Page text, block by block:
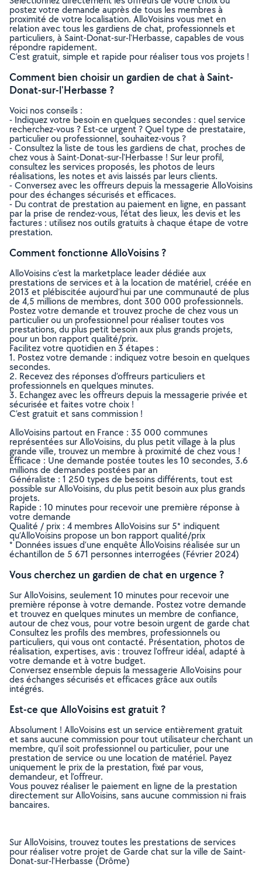
postez votre demande auprès de tous les membres à
proximité de votre localisation. AlloVoisins vous met en
relation avec tous les gardiens de chat, professionnels et
particuliers, à Saint-Donat-sur-l'Herbasse, capables de vous
répondre rapidement.
C’est gratuit, simple et rapide pour réaliser tous vos projets !
Comment bien choisir un gardien de chat à Saint-
Donat-sur-l'Herbasse ?
Voici nos conseils :
- Indiquez votre besoin en quelques secondes : quel service
recherchez-vous ? Est-ce urgent ? Quel type de prestataire,
particulier ou professionnel, souhaitez-vous ?
- Consultez la liste de tous les gardiens de chat, proches de
chez vous à Saint-Donat-sur-l'Herbasse ! Sur leur profil,
consultez les services proposés, les photos de leurs
réalisations, les notes et avis laissés par leurs clients.
- Conversez avec les offreurs depuis la messagerie AlloVoisins
pour des échanges sécurisés et efficaces.
- Du contrat de prestation au paiement en ligne, en passant
par la prise de rendez-vous, l’état des lieux, les devis et les
factures : utilisez nos outils gratuits à chaque étape de votre
prestation.
Comment fonctionne AlloVoisins ?
AlloVoisins c’est la marketplace leader dédiée aux
prestations de services et à la location de matériel, créée en
2013 et plébiscitée aujourd’hui par une communauté de plus
de 4,5 millions de membres, dont 300 000 professionnels.
Postez votre demande et trouvez proche de chez vous un
particulier ou un professionnel pour réaliser toutes vos
prestations, du plus petit besoin aux plus grands projets,
pour un bon rapport qualité/prix.
Facilitez votre quotidien en 3 étapes :
1. Postez votre demande : indiquez votre besoin en quelques
secondes.
2. Recevez des réponses d’offreurs particuliers et
professionnels en quelques minutes.
3. Echangez avec les offreurs depuis la messagerie privée et
sécurisée et faites votre choix !
C’est gratuit et sans commission !
AlloVoisins partout en France : 35 000 communes
représentées sur AlloVoisins, du plus petit village à la plus
grande ville, trouvez un membre à proximité de chez vous !
Efficace : Une demande postée toutes les 10 secondes, 3.6
millions de demandes postées par an
Généraliste : 1 250 types de besoins différents, tout est
possible sur AlloVoisins, du plus petit besoin aux plus grands
projets.
Rapide : 10 minutes pour recevoir une première réponse à
votre demande
Qualité / prix : 4 membres AlloVoisins sur 5* indiquent
qu’AlloVoisins propose un bon rapport qualité/prix
* Données issues d’une enquête AlloVoisins réalisée sur un
échantillon de 5 671 personnes interrogées (Février 2024)
Vous cherchez un gardien de chat en urgence ?
Sur AlloVoisins, seulement 10 minutes pour recevoir une
première réponse à votre demande. Postez votre demande
et trouvez en quelques minutes un membre de confiance,
autour de chez vous, pour votre besoin urgent de garde chat
Consultez les profils des membres, professionnels ou
particuliers, qui vous ont contacté. Présentation, photos de
réalisation, expertises, avis : trouvez l'offreur idéal, adapté à
votre demande et à votre budget.
Conversez ensemble depuis la messagerie AlloVoisins pour
des échanges sécurisés et efficaces grâce aux outils
intégrés.
Est-ce que AlloVoisins est gratuit ?
Absolument ! AlloVoisins est un service entièrement gratuit
et sans aucune commission pour tout utilisateur cherchant un
membre, qu’il soit professionnel ou particulier, pour une
prestation de service ou une location de matériel. Payez
uniquement le prix de la prestation, fixé par vous,
demandeur, et l’offreur.
Vous pouvez réaliser le paiement en ligne de la prestation
directement sur AlloVoisins, sans aucune commission ni frais
bancaires.
Sur AlloVoisins, trouvez toutes les prestations de services
pour réaliser votre projet de Garde chat sur la ville de Saint-
Donat-sur-l'Herbasse (Drôme)